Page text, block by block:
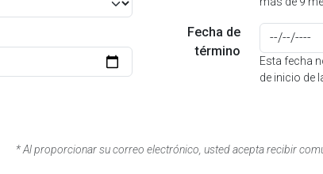
Fecha de
término
Esta fecha
de inicio de
* Al proporcionar su correo electrónico, usted acepta recibir